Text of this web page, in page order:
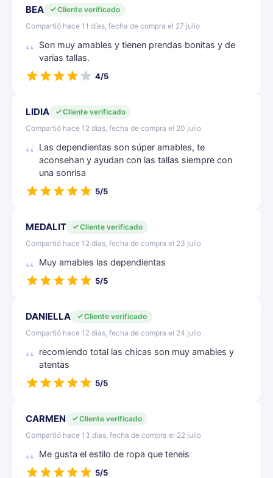
BEA
Cliente verificado
Compartió hace 11 días, fecha de compra el 27 julio
Son muy amables y tienen prendas bonitas y de
varias tallas.
4/5
LIDIA
Cliente verificado
Compartió hace 12 días, fecha de compra el 20 julio
Las dependientas son súper amables, te
aconsehan y ayudan con las tallas siempre con
una sonrisa
5/5
MEDALIT
Cliente verificado
Compartió hace 12 días, fecha de compra el 23 julio
Muy amables las dependientas
5/5
DANIELLA
Cliente verificado
Compartió hace 12 días, fecha de compra el 24 julio
recomiendo total las chicas son muy amables y
atentas
5/5
CARMEN
Cliente verificado
Compartió hace 13 días, fecha de compra el 22 julio
Me gusta el estilo de ropa que teneis
5/5